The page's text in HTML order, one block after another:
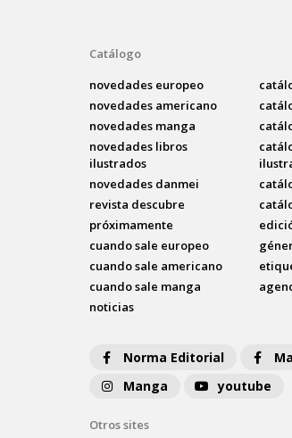
Catálogo
novedades europeo
novedades americano
novedades manga
novedades libros
ilustrados
novedades danmei
revista descubre
próximamente
cuando sale europeo
cuando sale americano
cuando sale manga
noticias
Norma Editorial
Manga
youtube
Otros sites